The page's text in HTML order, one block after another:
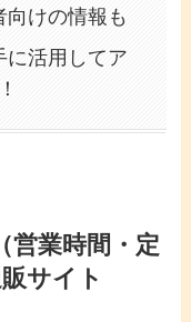
向けの情報も
に活用してア
営業時間・定
サイト